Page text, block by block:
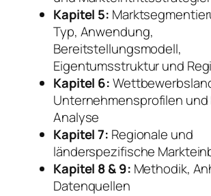
Kapitel 5:
Typ, Anwendung,
Bereitstellungsmodell,
Eigentumsstruktur und
Kapitel 6:
Unternehmensprofilen und
Analyse
Kapitel 7: Regionale und
länderspezifische
Kapitel 8 & 9: Methodik,
Datenquellen